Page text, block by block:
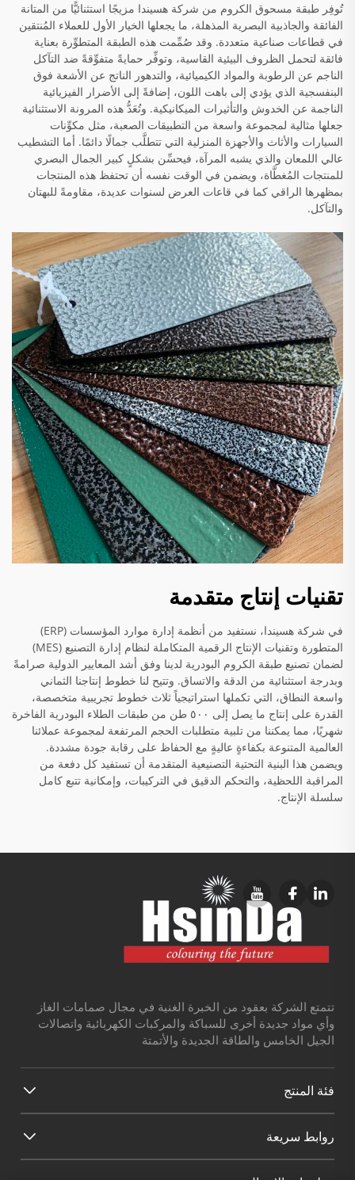
تُوفِر طبقة مسحوق الكروم من شركة هسيندا مزيجًا استثنائيًّا من المتانة
الفائقة والجاذبية البصرية المذهلة، ما يجعلها الخيار الأول للعملاء المُنتقين
في قطاعات صناعية متعددة. وقد صُمِّمت هذه الطبقة المتطوِّرة بعناية
فائقة لتحمل الظروف البيئية القاسية، وتوفِّر حمايةً متفوِّقةً ضد التآكل
الناجم عن الرطوبة والمواد الكيميائية، والتدهور الناتج عن الأشعة فوق
البنفسجية الذي يؤدي إلى باهت اللون، إضافةً إلى الأضرار الفيزيائية
الناجمة عن الخدوش والتأثيرات الميكانيكية. وتُعَدُّ هذه المرونة الاستثنائية
جعلها مثالية لمجموعة واسعة من التطبيقات الصعبة، مثل مكوِّنات
السيارات والأثاث والأجهزة المنزلية التي تتطلَّب جمالًا دائمًا. أما التشطيب
عالي اللمعان والذي يشبه المرآة، فيحسِّن بشكلٍ كبير الجمال البصري
للمنتجات المُغطَّاة، ويضمن في الوقت نفسه أن تحتفظ هذه المنتجات
بمظهرها الراقي كما في قاعات العرض لسنوات عديدة، مقاومةً للبهتان
والتآكل.
تقنيات إنتاج متقدمة
في شركة هسيندا، نستفيد من أنظمة إدارة موارد المؤسسات (ERP)
المتطورة وتقنيات الإنتاج الرقمية المتكاملة لنظام إدارة التصنيع (MES)
لضمان تصنيع طبقة الكروم البودرية لدينا وفق أشد المعايير الدولية صرامةً
وبدرجة استثنائية من الدقة والاتساق. وتتيح لنا خطوط إنتاجنا الثماني
واسعة النطاق، التي تكملها استراتيجياً ثلاث خطوط تجريبية متخصصة،
القدرة على إنتاج ما يصل إلى ٥٠٠ طن من طبقات الطلاء البودرية الفاخرة
شهريًا، مما يمكننا من تلبية متطلبات الحجم المرتفعة لمجموعة عملائنا
العالمية المتنوعة بكفاءةٍ عاليةٍ مع الحفاظ على رقابة جودة مشددة.
ويضمن هذا البنية التحتية التصنيعية المتقدمة أن تستفيد كل دفعة من
المراقبة اللحظية، والتحكم الدقيق في التركيبات، وإمكانية تتبع كامل
سلسلة الإنتاج.
تتمتع الشركة بعقود من الخبرة الغنية في مجال صمامات الغاز
وأي مواد جديدة أخرى للسباكة والمركبات الكهربائية واتصالات
الجيل الخامس والطاقة الجديدة والأتمتة
فئة المنتج
روابط سريعة